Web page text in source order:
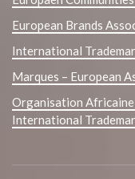
European Brands
International
Marques – European
Organisation
International